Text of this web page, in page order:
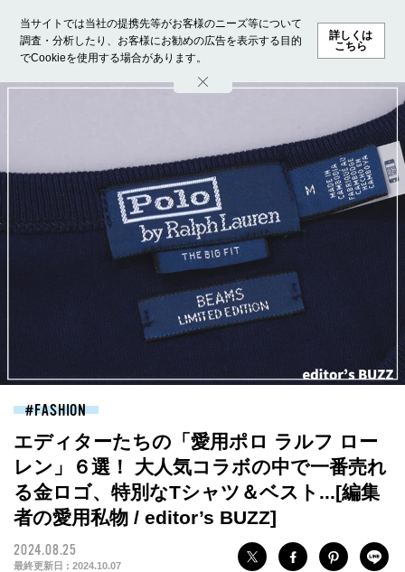
当サイトでは当社の提携先等がお客様のニーズ等について
調査・分析したり、お客様にお勧めの広告を表示する目的
でCookieを使用する場合があります。
詳しくは
こちら
ホーム モデル募集 ランキング ファッション ビューテ
FASHION
エディターたちの「愛用ポロ ラルフ ロー
レン」６選！ 大人気コラボの中で一番売れ
る金ロゴ、特別なTシャツ＆ベスト...[編集
者の愛用私物 / editor’s BUZZ]
2024.08.25
最終更新日 : 2024.10.07